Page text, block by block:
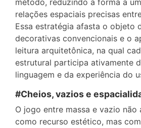
método, reduzindo a forma a
relações espaciais precisas
Essa estratégia afasta o objeto
decorativas convencionais e o
leitura arquitetônica, na qual
estrutural participa ativamente
linguagem e da experiência do
#Cheios, vazios e
O jogo entre massa e vazio não
como recurso estético, mas